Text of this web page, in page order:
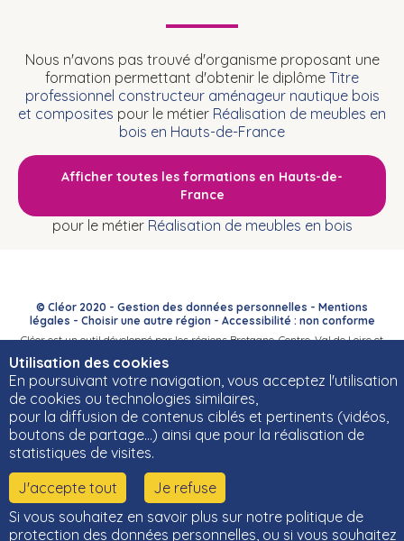
Utilisation des cookies
En poursuivant votre navigation, vous acceptez l'utilisation
de cookies ou technologies similaires,
pour la diffusion de contenus ciblés et pertinents (vidéos,
boutons de partage…) ainsi que pour la réalisation de
statistiques de visites.
J'accepte tout
Je refuse
Si vous souhaitez en savoir plus sur notre politique de
protection des données personnelles, ou si vous souhaitez
Nous n'avons pas trouvé d'organisme proposant une
formation permettant d'obtenir le diplôme Titre
professionnel constructeur aménageur nautique bois
et composites pour le métier Réalisation de meubles en
bois en Hauts-de-France
Afficher toutes les formations en Hauts-de-
France
pour le métier Réalisation de meubles en bois
© Cléor 2020 - Gestion des données personnelles - Mentions
légales - Choisir une autre région- Accessibilité : non conforme
Cléor est un outil développé par les régions Bretagne, Centre-Val de Loire et